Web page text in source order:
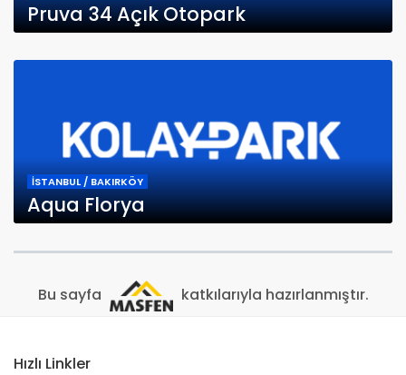
Pruva 34 Açık Otopark
İSTANBUL / BAKIRKÖY
Aqua Florya
Bu sayfa katkılarıyla hazırlanmıştır.
Hızlı Linkler